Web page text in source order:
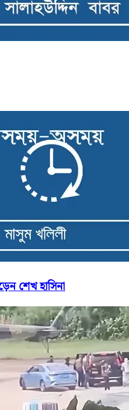
শেখ হাসিনা